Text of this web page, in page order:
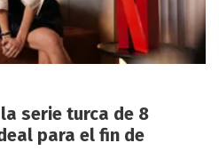
serie turca de 8
para el fin de